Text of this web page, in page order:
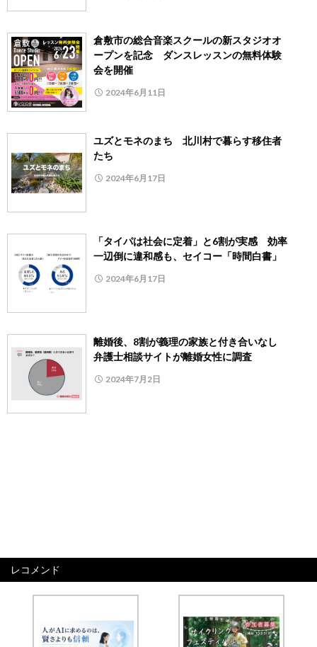
倉敷市の総合音楽スクールの新スタジオオ
ープンを記念 ダンスレッスンの無料体験
会を開催
2024年6月11日
ユズとモネのまち 北川村で暮らす移住者
たち
2024年6月17日
「タイパは社会に定着」と6割が実感 効率
一辺倒に違和感も、セイコー「時間白書」
2024年6月17日
離婚後、8割が義理の家族と付き合いなし
弁護士相談サイトが離婚女性に調査
2024年7月2日
レコメンド